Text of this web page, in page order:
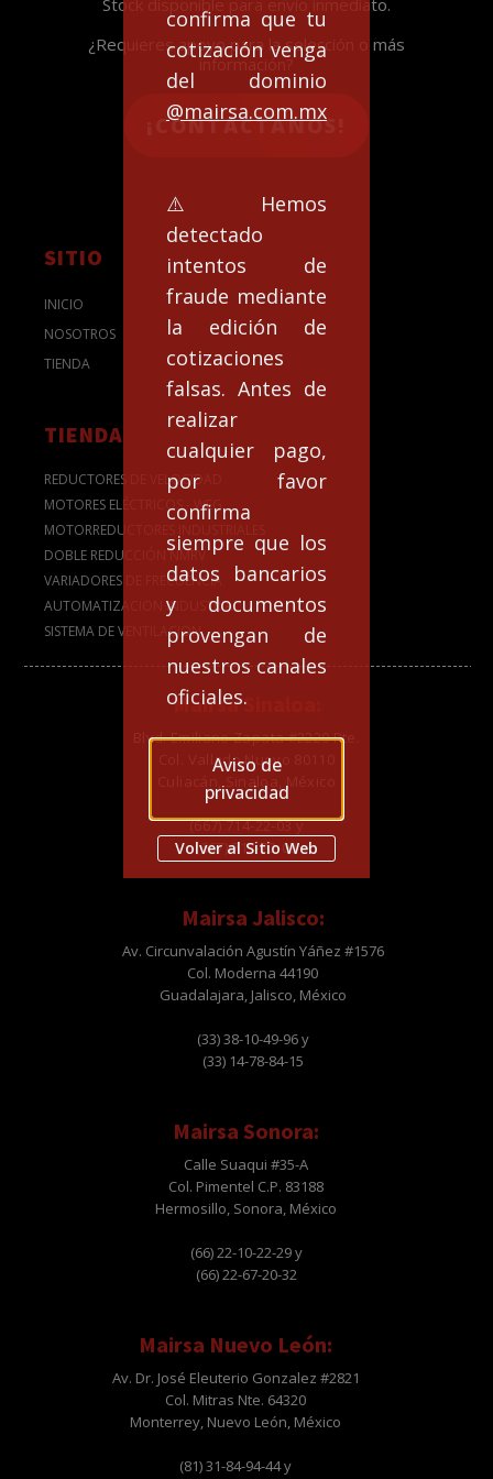
confirma que tu
cotización venga
del dominio
@mairsa.com.mx
⚠️Hemos
detectado
intentos de
fraude mediante
la edición de
cotizaciones
falsas. Antes de
realizar
cualquier pago,
por favor
confirma
siempre que los
datos bancarios
y documentos
provengan de
nuestros canales
oficiales.
Aviso de
privacidad
Volver al Sitio Web
Stock disponible para envío inmediato.
¿Requieres apoyo para la selección o más
información?
¡CONTACTANOS!
SITIO
INICIO
NOSOTROS
TIENDA
TIENDA
REDUCTORES DE VELOCIDAD
MOTORES ELÉCTRICOS - WEG
MOTORREDUCTORES INDUSTRIALES
DOBLE REDUCCIÓN NMRV
VARIADORES DE FRECUENCIA
AUTOMATIZACION INDUSTRIAL
SISTEMA DE VENTILACION
Mairsa Sinaloa:
Blvd. Emiliano Zapata #2220 Pte.
Col. Vallado Nuevo 80110
Culiacán, Sinaloa, México
(667) 714-22-03 y
(667) 713-22-03
Mairsa Jalisco:
Av. Circunvalación Agustín Yáñez #1576
Col. Moderna 44190
Guadalajara, Jalisco, México
(33) 38-10-49-96 y
(33) 14-78-84-15
Mairsa Sonora:
Calle Suaqui #35-A
Col. Pimentel C.P. 83188
Hermosillo, Sonora, México
(66) 22-10-22-29 y
(66) 22-67-20-32
Mairsa Nuevo León:
Av. Dr. José Eleuterio Gonzalez #2821
Col. Mitras Nte. 64320
Monterrey, Nuevo León, México
(81) 31-84-94-44 y